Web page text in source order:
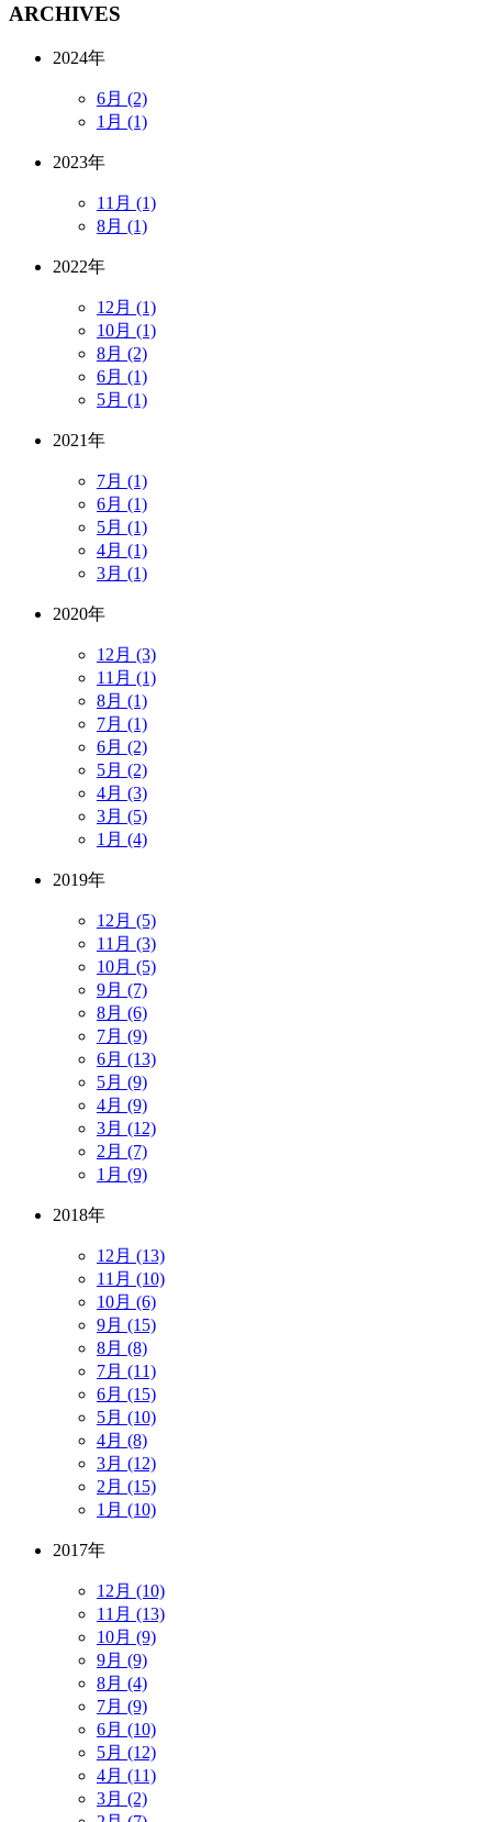
ARCHIVES
2024年
6月 (2)
1月 (1)
2023年
11月 (1)
8月 (1)
2022年
12月 (1)
10月 (1)
8月 (2)
6月 (1)
5月 (1)
2021年
7月 (1)
6月 (1)
5月 (1)
4月 (1)
3月 (1)
2020年
12月 (3)
11月 (1)
8月 (1)
7月 (1)
6月 (2)
5月 (2)
4月 (3)
3月 (5)
1月 (4)
2019年
12月 (5)
11月 (3)
10月 (5)
9月 (7)
8月 (6)
7月 (9)
6月 (13)
5月 (9)
4月 (9)
3月 (12)
2月 (7)
1月 (9)
2018年
12月 (13)
11月 (10)
10月 (6)
9月 (15)
8月 (8)
7月 (11)
6月 (15)
5月 (10)
4月 (8)
3月 (12)
2月 (15)
1月 (10)
2017年
12月 (10)
11月 (13)
10月 (9)
9月 (9)
8月 (4)
7月 (9)
6月 (10)
5月 (12)
4月 (11)
3月 (2)